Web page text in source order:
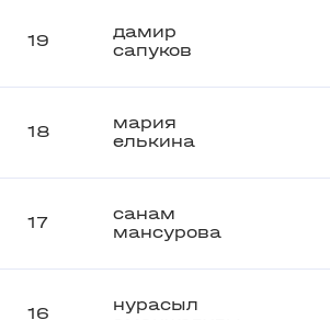
19
дамир
сапуков
18
мария
елькина
17
санам
мансурова
16
нурасыл